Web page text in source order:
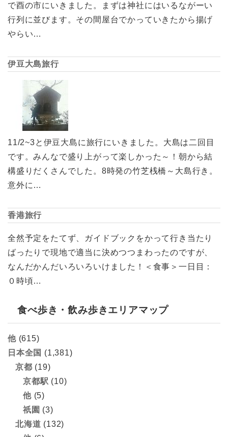
で酉の市にいきました。まずは神社にはいるながーい
行列に並びます。その間屋台でかっていきたから揚げ
やらい…
伊豆大島旅行
11/2~3と伊豆大島に旅行にいきました。大島は二回目
です。みんなで盛り上がって楽しかった～！朝から結
構盛りだくさんでした。8時発の竹芝桟橋～大島行き。
意外に…
香港旅行
全然予定をたてず、ガイドブックをかって行き当たり
ばったりで現地で適当に決めつつまわったのですが、
なんだかんだいろいろいけました！＜食事＞一日目：
０時頃…
食べ歩き・飲み歩きエリアマップ
他(615)
日本全国 (1,381)
京都 (19)
京都駅 (10)
他(5)
祇園 (3)
北海道 (132)